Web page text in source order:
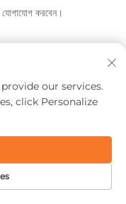
করবেন।
0/100
our services.
click Personalize